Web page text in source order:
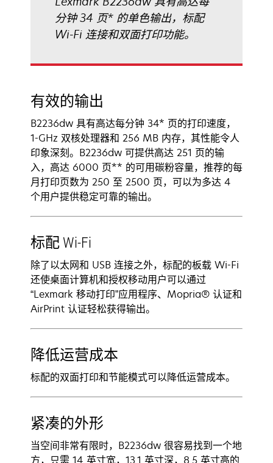
分钟 34 页* 的单色输出，标配
Wi-Fi 连接和双面打印功能。
有效的输出
B2236dw 具有高达每分钟 34* 页的打印速度，
1-GHz 双核处理器和 256 MB 内存，其性能令人
印象深刻。B2236dw 可提供高达 251 页的输
入，高达 6000 页** 的可用碳粉容量，推荐的每
月打印页数为 250 至 2500 页，可以为多达 4
个用户提供稳定可靠的输出。
标配 Wi-Fi
除了以太网和 USB 连接之外，标配的板载 Wi-Fi
还使桌面计算机和授权移动用户可以通过
“Lexmark 移动打印”应用程序、Mopria® 认证和
AirPrint 认证轻松获得输出。
降低运营成本
标配的双面打印和节能模式可以降低运营成本。
紧凑的外形
当空间非常有限时，B2236dw 很容易找到一个地
方，只需 14 英寸宽，13.1 英寸深，8.5 英寸高的